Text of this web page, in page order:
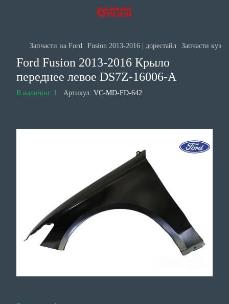
Запчасти на Ford Fusion 2013-2016 | дорестайл Запчасти
Ford Fusion 2013-2016 Крыло
переднее левое DS7Z-16006-A
В наличии: 1 Артикул: VC-MD-FD-642